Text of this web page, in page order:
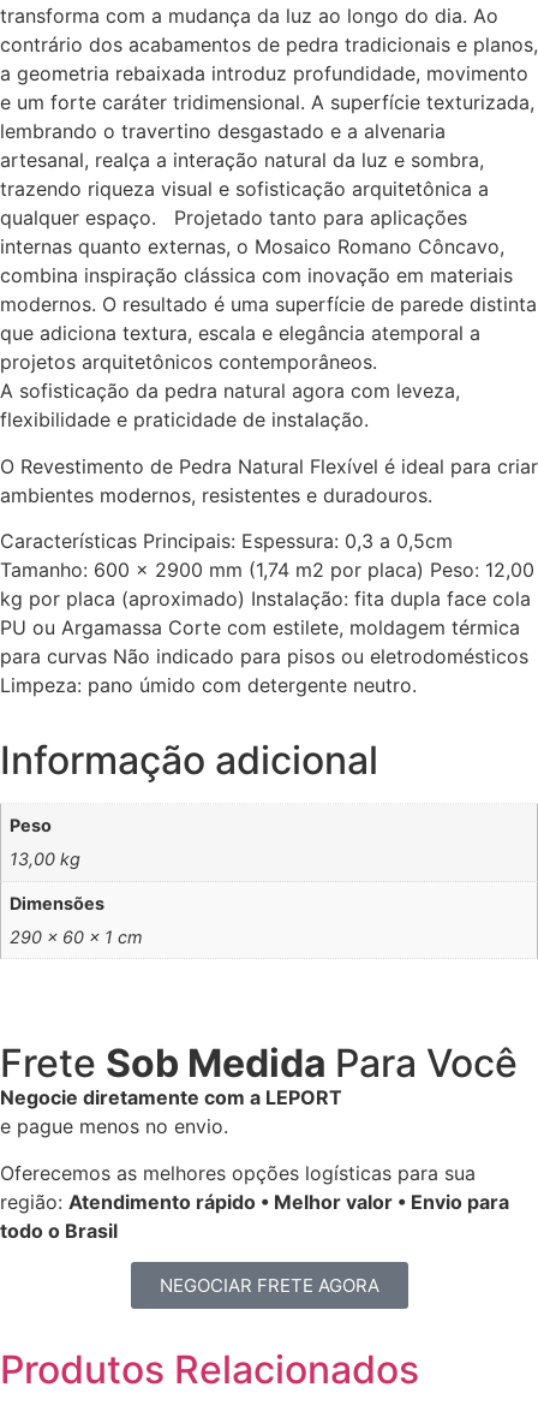
transforma com a mudança da luz ao longo do dia. Ao
contrário dos acabamentos de pedra tradicionais e planos,
a geometria rebaixada introduz profundidade, movimento
e um forte caráter tridimensional. A superfície texturizada,
lembrando o travertino desgastado e a alvenaria
artesanal, realça a interação natural da luz e sombra,
trazendo riqueza visual e sofisticação arquitetônica a
qualquer espaço. Projetado tanto para aplicações
internas quanto externas, o Mosaico Romano Côncavo,
combina inspiração clássica com inovação em materiais
modernos. O resultado é uma superfície de parede distinta
que adiciona textura, escala e elegância atemporal a
projetos arquitetônicos contemporâneos.
A sofisticação da pedra natural agora com leveza,
flexibilidade e praticidade de instalação.
O Revestimento de Pedra Natural Flexível é ideal para criar
ambientes modernos, resistentes e duradouros.
Características Principais: Espessura: 0,3 a 0,5cm
Tamanho: 600 x 2900 mm (1,74 m2 por placa) Peso: 12,00
kg por placa (aproximado) Instalação: fita dupla face cola
PU ou Argamassa Corte com estilete, moldagem térmica
para curvas Não indicado para pisos ou eletrodomésticos
Limpeza: pano úmido com detergente neutro.
Informação adicional
Peso
13,00 kg
Dimensões
290 × 60 × 1 cm
Frete Sob Medida Para Você
Negocie diretamente com a LEPORT
e pague menos no envio.
Oferecemos as melhores opções logísticas para sua
região: Atendimento rápido • Melhor valor • Envio para
todo o Brasil
NEGOCIAR FRETE AGORA
Produtos Relacionados